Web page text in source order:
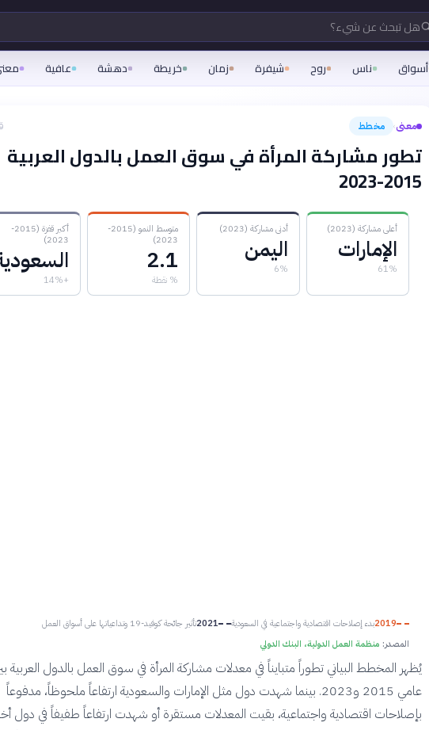
هل تبحث عن شيء؟
أسواق ناس روح شيفرة زمان خريطة دهشة عافية
معنى› مخطط
تطور مشاركة المرأة في سوق العمل بالدول العربية
2015-2023
أعلى مشاركة (2023)
الإمارات
61%
أدنى مشاركة (2023)
اليمن
6%
متوسط النمو (2015-
2023)
2.1
% نقطة
أكبر قفزة (2015-
2023)
+14%
2019بدء إصلاحات اقتصادية واجتماعية في السعودية 2021تأثير جائحة كوفيد-19 وتداعياتها على أسواق العمل
المصدر: منظمة العمل الدولية، البنك الدولي
يُظهر المخطط البياني تطوراً متبايناً في معدلات مشاركة المرأة في سوق العمل بالدول العربية
عامي 2015 و2023. بينما شهدت دول مثل الإمارات والسعودية ارتفاعاً ملحوظاً، مدفوعاً
بإصلاحات اقتصادية واجتماعية، بقيت المعدلات مستقرة أو شهدت ارتفاعاً طفيفاً في دول